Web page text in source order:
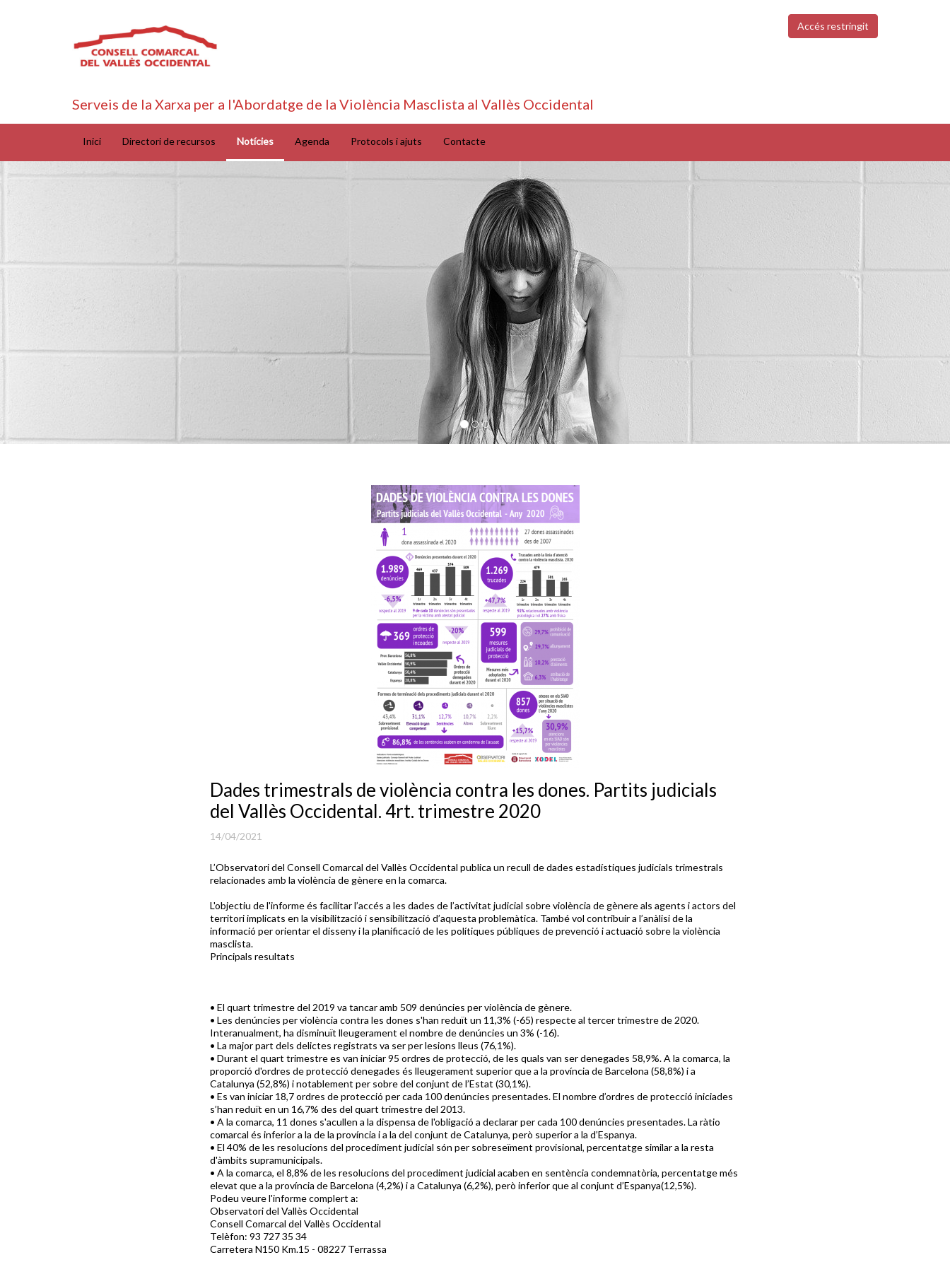
Accés restringit
Serveis de la Xarxa per a l'Abordatge de la Violència Masclista al Vallès Occidental
Inici Directori de recursos Notícies Agenda Protocols i ajuts Contacte
Dades trimestrals de violència contra les dones. Partits judicials
del Vallès Occidental. 4rt. trimestre 2020
14/04/2021
L’Observatori del Consell Comarcal del Vallès Occidental publica un recull de dades estadístiques judicials trimestrals
relacionades amb la violència de gènere en la comarca.
L'objectiu de l'informe és facilitar l’accés a les dades de l’activitat judicial sobre violència de gènere als agents i actors del
territori implicats en la visibilització i sensibilització d’aquesta problemàtica. També vol contribuir a l’anàlisi de la
informació per orientar el disseny i la planificació de les polítiques públiques de prevenció i actuació sobre la violència
masclista.
Principals resultats
• El quart trimestre del 2019 va tancar amb 509 denúncies per violència de gènere.
• Les denúncies per violència contra les dones s'han reduït un 11,3% (-65) respecte al tercer trimestre de 2020.
Interanualment, ha disminuït lleugerament el nombre de denúncies un 3% (-16).
• La major part dels delictes registrats va ser per lesions lleus (76,1%).
• Durant el quart trimestre es van iniciar 95 ordres de protecció, de les quals van ser denegades 58,9%. A la comarca, la
proporció d'ordres de protecció denegades és lleugerament superior que a la província de Barcelona (58,8%) i a
Catalunya (52,8%) i notablement per sobre del conjunt de l’Estat (30,1%).
• Es van iniciar 18,7 ordres de protecció per cada 100 denúncies presentades. El nombre d’ordres de protecció iniciades
s’han reduït en un 16,7% des del quart trimestre del 2013.
• A la comarca, 11 dones s'acullen a la dispensa de l'obligació a declarar per cada 100 denúncies presentades. La ràtio
comarcal és inferior a la de la província i a la del conjunt de Catalunya, però superior a la d’Espanya.
• El 40% de les resolucions del procediment judicial són per sobreseïment provisional, percentatge similar a la resta
d'àmbits supramunicipals.
• A la comarca, el 8,8% de les resolucions del procediment judicial acaben en sentència condemnatòria, percentatge més
elevat que a la província de Barcelona (4,2%) i a Catalunya (6,2%), però inferior que al conjunt d’Espanya(12,5%).
Podeu veure l'informe complert a:
Observatori del Vallès Occidental
Consell Comarcal del Vallès Occidental
Telèfon: 93 727 35 34
Carretera N150 Km.15 - 08227 Terrassa